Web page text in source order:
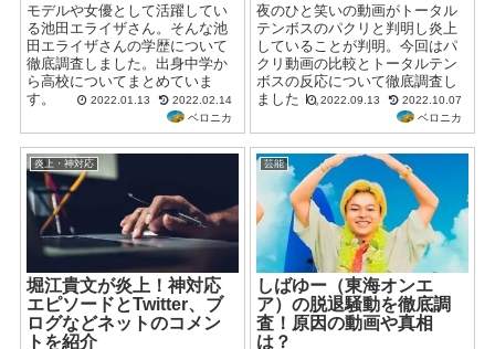
モデルや女優として活躍してい
る池田エライザさん。そんな池
田エライザさんの学歴について
徹底調査しました。出身中学か
ら高校についてまとめていま
す。
2022.01.13
2022.02.14
ベロニカ
夜のひと笑いの動画がトータル
テンボスのパクリと判明し炎上
していることが判明。今回はパ
クリ動画の比較とトータルテン
ボスの反応について徹底調査し
ましたｌ。2022.09.13
2022.10.07
ベロニカ
炎上・神対応
堀江貴文が炎上！神対応
エピソードとTwitter、ブ
ログなどネットのコメン
トを紹介
芸能
しばゆー（東海オンエ
ア）の脱退騒動を徹底調
査！原因の動画や真相
は？